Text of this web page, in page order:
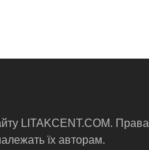
LITAKCENT.COM. Права
їх авторам.